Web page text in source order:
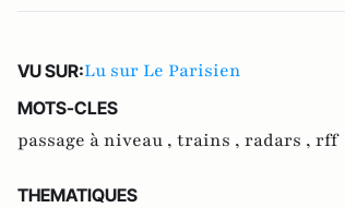
VU SUR:Lu sur Le Parisien
MOTS-CLES
passage à niveau , trains , radars , rff
THEMATIQUES